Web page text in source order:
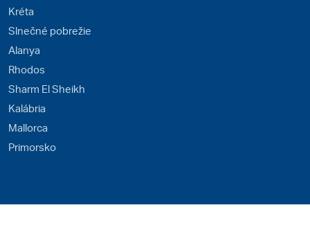
Kréta
Slnečné pobrežie
Alanya
Rhodos
Sharm El Sheikh
Kalábria
Mallorca
Primorsko